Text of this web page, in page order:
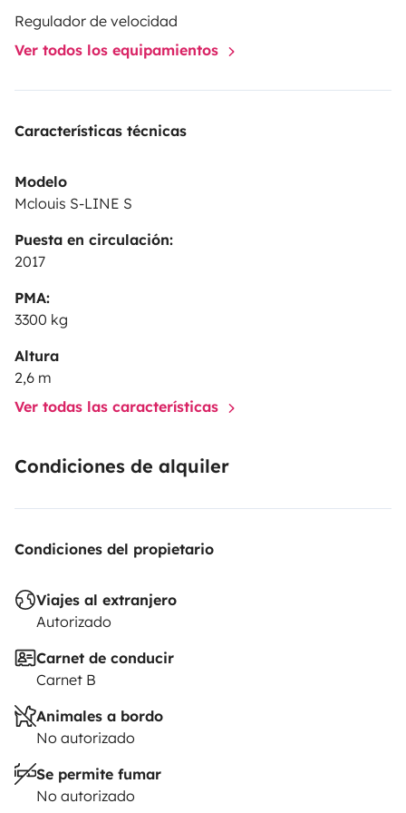
Regulador de velocidad
Ver todos los equipamientos
Características técnicas
Modelo
Mclouis S-LINE S
Puesta en circulación:
2017
PMA:
3300 kg
Altura
2,6 m
Ver todas las características
Condiciones de alquiler
Condiciones del propietario
Viajes al extranjero
Autorizado
Carnet de conducir
Carnet B
Animales a bordo
No autorizado
Se permite fumar
No autorizado